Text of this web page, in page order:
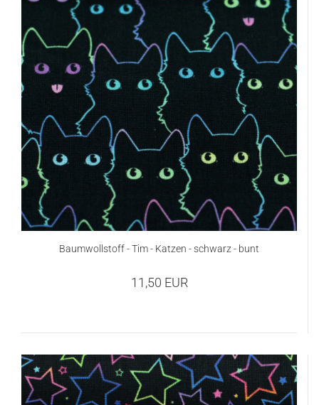
Baumwollstoff - Tim - Katzen - schwarz - bunt
11,50 EUR